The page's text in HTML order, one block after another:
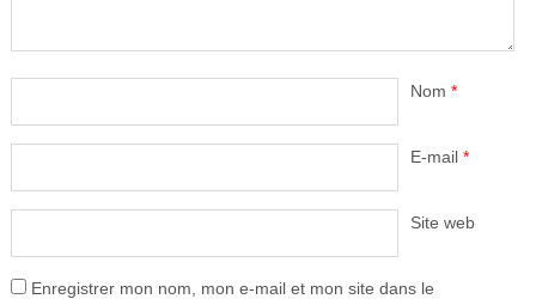
Nom *
E-mail *
Site web
Enregistrer mon nom, mon e-mail et mon site dans le